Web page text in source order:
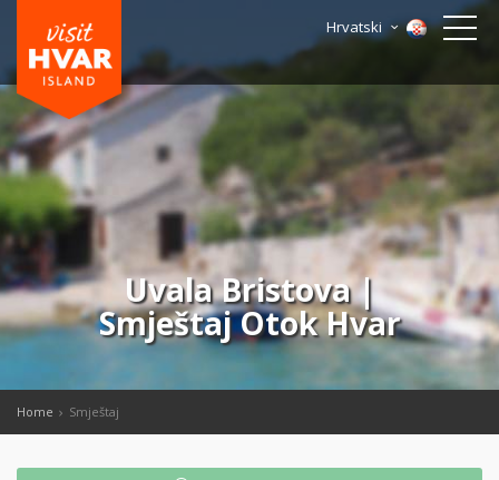
Hrvatski
Uvala Bristova |
Smještaj Otok Hvar
Home Smještaj